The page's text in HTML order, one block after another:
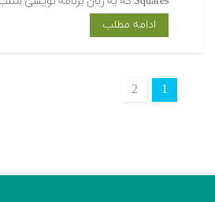
ادامه مطلب
1
2